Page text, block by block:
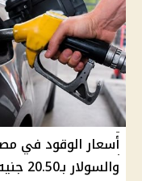
والسولار بـ20.50 جنيه